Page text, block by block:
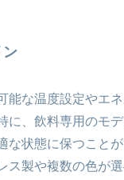
能な温度設定やエ
に、飲料専用のモ
な状態に保つこと
ス製や複数の色が